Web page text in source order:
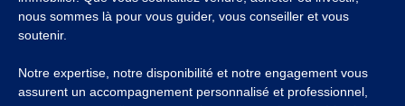
nous sommes là pour vous guider, vous conseiller et vous
soutenir.
Notre expertise, notre disponibilité et notre engagement vous
assurent un accompagnement personnalisé et professionnel,